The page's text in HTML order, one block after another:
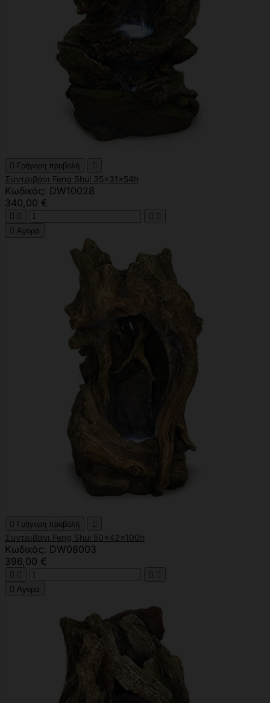
 Γρήγορη προβολή 
Συντριβάνι Feng Shui 35x31x54h
Κωδικός: DW10028
340,00 €
   
 Αγορά
 Γρήγορη προβολή 
Συντριβάνι Feng Shui 50x42x100h
Κωδικός: DW08003
396,00 €
   
 Αγορά